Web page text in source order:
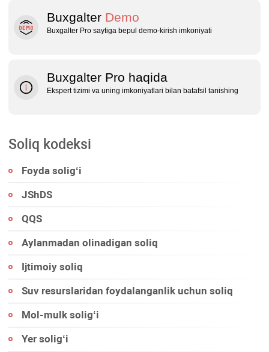
Buxgalter Demo
Buxgalter Pro saytiga bepul demo‑kirish imkoniyati
Buxgalter Pro haqida
Ekspert tizimi va uning imkoniyatlari bilan batafsil tanishing
Soliq kodeksi
Foyda soligʻi
JShDS
QQS
Aylanmadan olinadigan soliq
Ijtimoiy soliq
Suv resurslaridan foydalanganlik uchun soliq
Mol-mulk soligʻi
Yer soligʻi